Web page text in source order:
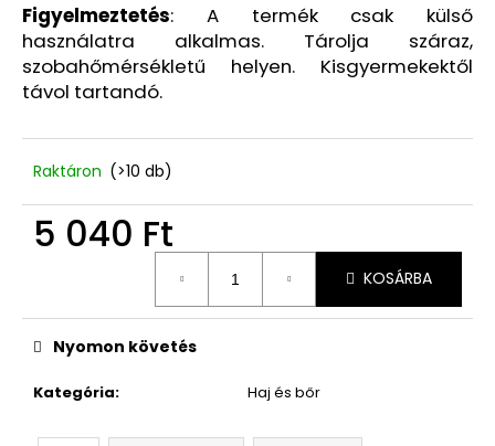
Figyelmeztetés: A termék csak külső
használatra alkalmas. Tárolja száraz,
szobahőmérsékletű helyen. Kisgyermekektől
távol tartandó.
Raktáron (>10 db)
5 040 Ft
KOSÁRBA
Kategória: Haj és bőr
Nyomon követés
6
870
Ft